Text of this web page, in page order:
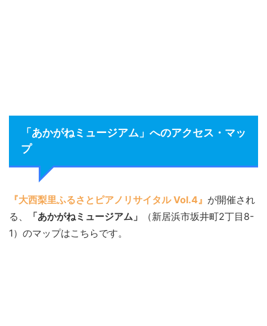
「あかがねミュージアム」へのアクセス・マッ
プ
『大西梨里ふるさとピアノリサイタル Vol.4』 が開催され
る、
「あかがねミュージアム」
（新居浜市坂井町2丁目8-
1）のマップはこちらです。